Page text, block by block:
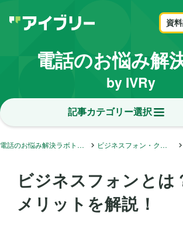
資
電話のお悩み解
by IVRy
記事カテゴリー選択
電話のお悩み解決ラボトップ ビジネスフォン・クラウドフォン・内線電話
ビジネスフォンとは
メリットを解説！